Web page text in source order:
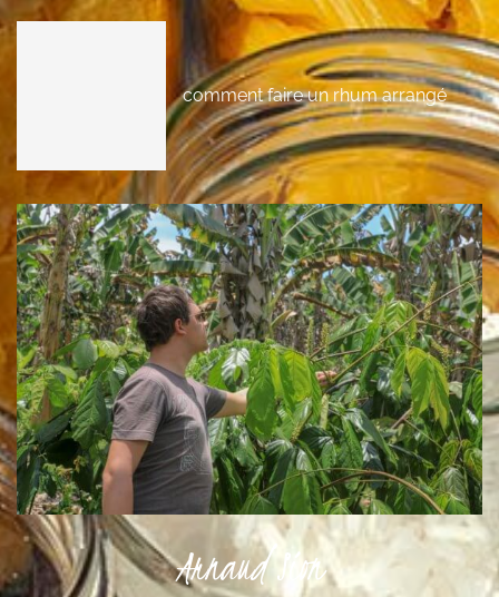
comment faire un rhum arrangé
Arnaud Sion